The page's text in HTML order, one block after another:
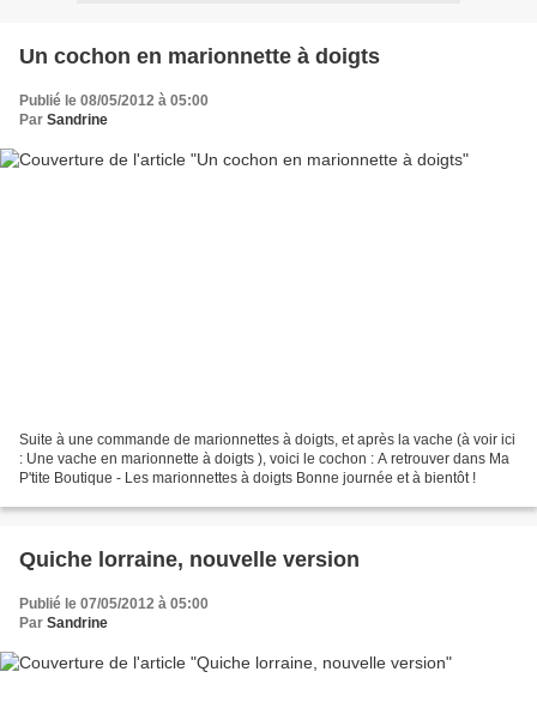
Un cochon en marionnette à doigts
Publié le 08/05/2012 à 05:00
Par Sandrine
Suite à une commande de marionnettes à doigts, et après la vache (à voir ici
: Une vache en marionnette à doigts ), voici le cochon : A retrouver dans Ma
P'tite Boutique - Les marionnettes à doigts Bonne journée et à bientôt !
Quiche lorraine, nouvelle version
Publié le 07/05/2012 à 05:00
Par Sandrine